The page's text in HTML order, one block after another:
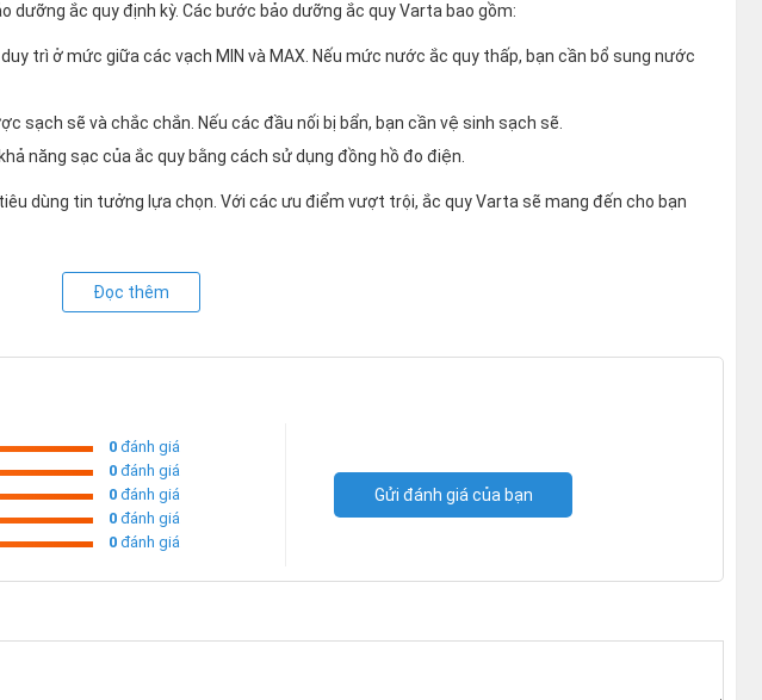
ắc quy định kỳ. Các bước bảo dưỡng ắc quy Varta bao gồm:
trì ở mức giữa các vạch MIN và MAX. Nếu mức nước ắc quy thấp, bạn cần bổ sung nước
sạch sẽ và chắc chắn. Nếu các đầu nối bị bẩn, bạn cần vệ sinh sạch sẽ.
năng sạc của ắc quy bằng cách sử dụng đồng hồ đo điện.
dùng tin tưởng lựa chọn. Với các ưu điểm vượt trội, ắc quy Varta sẽ mang đến cho bạn
Đọc thêm
0 đánh giá
0 đánh giá
0 đánh giá
0 đánh giá
0 đánh giá
Gửi đánh giá của bạn